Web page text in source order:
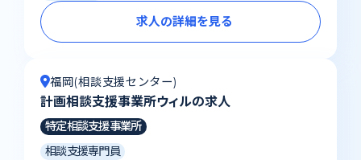
求人の詳細を見る
福岡(相談支援センター)
計画相談支援事業所ウィルの求人
特定相談支援事業所
相談支援専門員